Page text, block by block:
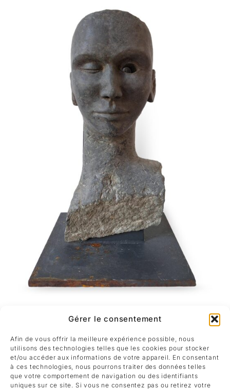
Gérer le consentement
Afin de vous offrir la meilleure expérience possible, nous
utilisons des technologies telles que les cookies pour stocker
et/ou accéder aux informations de votre appareil. En consentant
à ces technologies, nous pourrons traiter des données telles
que votre comportement de navigation ou des identifiants
uniques sur ce site. Si vous ne consentez pas ou retirez votre
Calcaire d’Anrochte
40 x 18 x 16 cm
Demander